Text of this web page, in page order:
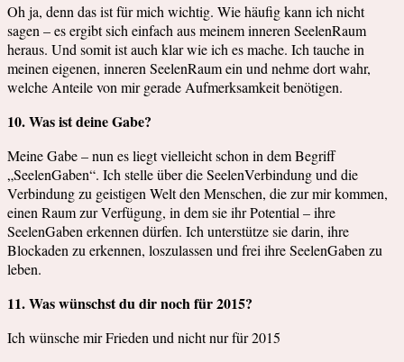
Oh ja, denn das ist für mich wichtig. Wie häufig kann ich nicht
sagen – es ergibt sich einfach aus meinem inneren SeelenRaum
heraus. Und somit ist auch klar wie ich es mache. Ich tauche in
meinen eigenen, inneren SeelenRaum ein und nehme dort wahr,
welche Anteile von mir gerade Aufmerksamkeit benötigen.
10. Was ist deine Gabe?
Meine Gabe – nun es liegt vielleicht schon in dem Begriff
„SeelenGaben“. Ich stelle über die SeelenVerbindung und die
Verbindung zu geistigen Welt den Menschen, die zur mir kommen,
einen Raum zur Verfügung, in dem sie ihr Potential – ihre
SeelenGaben erkennen dürfen. Ich unterstütze sie darin, ihre
Blockaden zu erkennen, loszulassen und frei ihre SeelenGaben zu
leben.
11. Was wünschst du dir noch für 2015?
Ich wünsche mir Frieden und nicht nur für 2015